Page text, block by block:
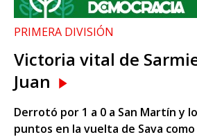
PRIMERA DIVISIÓN
Victoria vital de
Juan
Derrotó por 1 a 0 a San Martín y
puntos en la vuelta de Sava